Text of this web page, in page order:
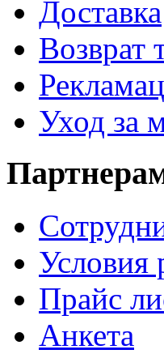
Доставка
Возврат
Уход за
Условия
Прайс
Анкета